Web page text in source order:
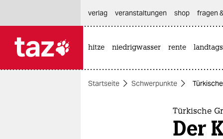
themen
verlag
veranstaltungen shop fragen
hitze niedrigwasser rente
Startseite Schwerpunkte
Türkische
Der